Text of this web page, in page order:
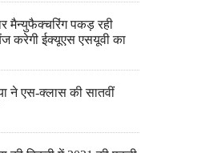
मैन्युफैक्चरिंग पकड़ रही
करेगी ईक्यूएस एसयूवी का
ने एस-क्लास की सातवीं